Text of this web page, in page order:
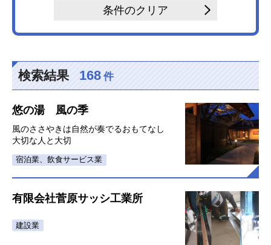
条件のクリア
検索結果 168 件
悠の湯 風の季
風のささやきは自然が奏でるおもてなし
大切な人と大切
宿泊業、飲食サービス業
有限会社菅原サッシ工業所
建設業